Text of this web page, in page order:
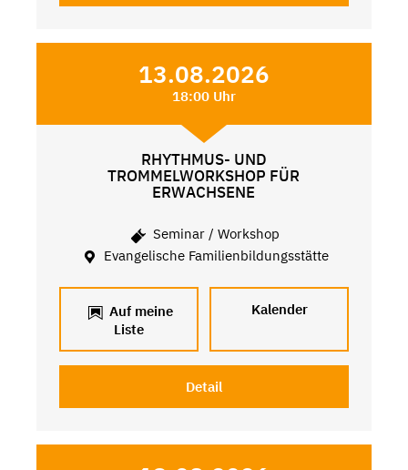
13.08.2026
18:00 Uhr
RHYTHMUS- UND
TROMMELWORKSHOP FÜR
ERWACHSENE
Seminar / Workshop
Evangelische Familienbildungsstätte
Auf meine
Liste
Kalender
Detail